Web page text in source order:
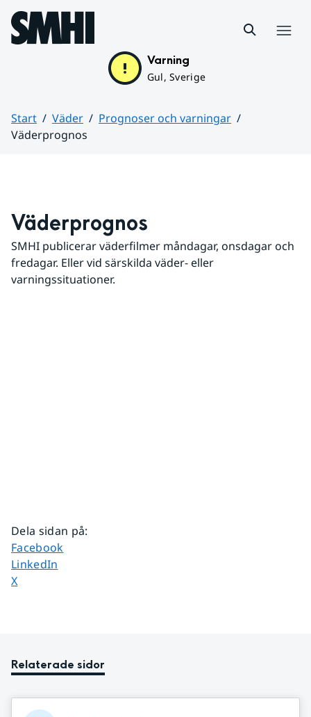
Hoppa till sidans innehåll
Varning
Gul, Sverige
Start Väder
Prognoser och varningar
Väderprognos
Väderprognos
SMHI publicerar väderfilmer måndagar, onsdagar och
fredagar. Eller vid särskilda väder- eller
varningssituationer.
Dela sidan på:
Dela sidan på
Facebook
Dela sidan på
LinkedIn
Dela sidan på
X
Relaterade sidor